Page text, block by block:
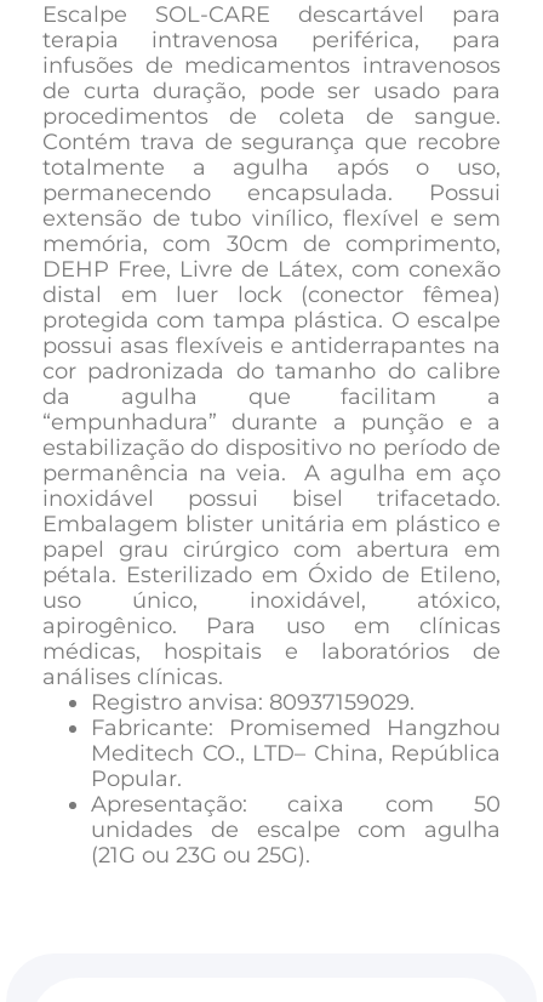
Escalpe SOL-CARE descartável para
terapia intravenosa periférica, para
infusões de medicamentos intravenosos
de curta duração, pode ser usado para
procedimentos de coleta de sangue.
Contém trava de segurança que recobre
totalmente a agulha após o uso,
permanecendo encapsulada. Possui
extensão de tubo vinílico, flexível e sem
memória, com 30cm de comprimento,
DEHP Free, Livre de Látex, com conexão
distal em luer lock (conector fêmea)
protegida com tampa plástica. O escalpe
possui asas flexíveis e antiderrapantes na
cor padronizada do tamanho do calibre
da agulha que facilitam a
“empunhadura” durante a punção e a
estabilização do dispositivo no período de
permanência na veia.A agulha em aço
inoxidável possui bisel trifacetado.
Embalagem blister unitária em plástico e
papel grau cirúrgico com abertura em
pétala. Esterilizado em Óxido de Etileno,
uso único, inoxidável, atóxico,
apirogênico.
Para uso em clínicas
médicas, hospitais e laboratórios de
análises clínicas.
Registro anvisa: 80937159029.
Fabricante: Promisemed Hangzhou
Meditech CO., LTD– China, República
Popular.
Apresentação: caixa com 50
unidades de escalpe com agulha
(21G ou 23G ou 25G).